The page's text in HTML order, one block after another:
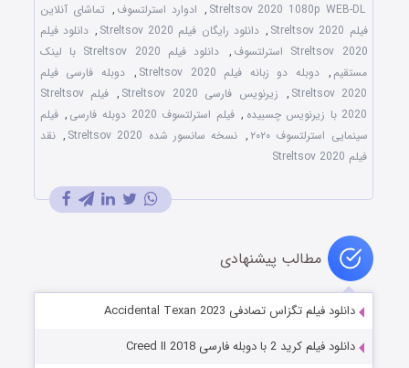
Streltsov 2020 1080p WEB-DL
, ادوارد استرلتسوف , تماشای آنلاین
فیلم Streltsov 2020
, دانلود رایگان فیلم Streltsov 2020 , دانلود فیلم
Streltsov 2020 استرلتسوف
,
دانلود فیلم Streltsov 2020 با لینک
مستقیم , دوبله دو زبانه فیلم Streltsov 2020 , دوبله فارسی فیلم
Streltsov 2020
, زیرنویس فارسی Streltsov 2020 ,
فیلم Streltsov
2020 با زیرنویس چسبیده
, فیلم استرلتسوف 2020 دوبله فارسی , فیلم
سینمایی استرلتسوف ۲۰۲۰
, نسخه سانسور شده Streltsov 2020 , نقد
فیلم Streltsov 2020
مطالب پیشنهادی
دانلود فیلم تگزاس تصادفی Accidental Texan 2023
دانلود فیلم کرید 2 با دوبله فارسی Creed II 2018